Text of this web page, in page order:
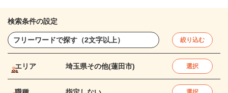
検索条件の設定
絞り込む
エリア 埼玉県その他(蓮田市) 選択